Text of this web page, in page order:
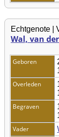
Echtgenote |
Wal, van
Geboren
Overleden
Begraven
Vader